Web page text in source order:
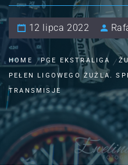
12 lipca 2022
HOME PGE EKSTRALIGA
PEŁEN LIGOWEGO ŻUŻLA.
TRANSMISJE